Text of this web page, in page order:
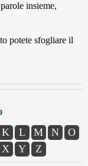
insieme,
potete sfogliare il
K L M N
O
X Y Z